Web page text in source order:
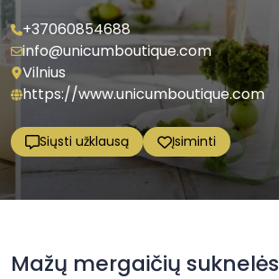
+37060854688
info@unicumboutique.com
Vilnius
https://www.unicumboutique.com
Siųsti užklausą Įsiminti
Mažų mergaičių suknelės